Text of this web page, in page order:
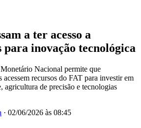
a ter acesso a
inovação tecnológica
Nacional permite que
acessem recursos do FAT para investir em
agricultura de precisão e tecnologias
· 02/06/2026 às 08:45